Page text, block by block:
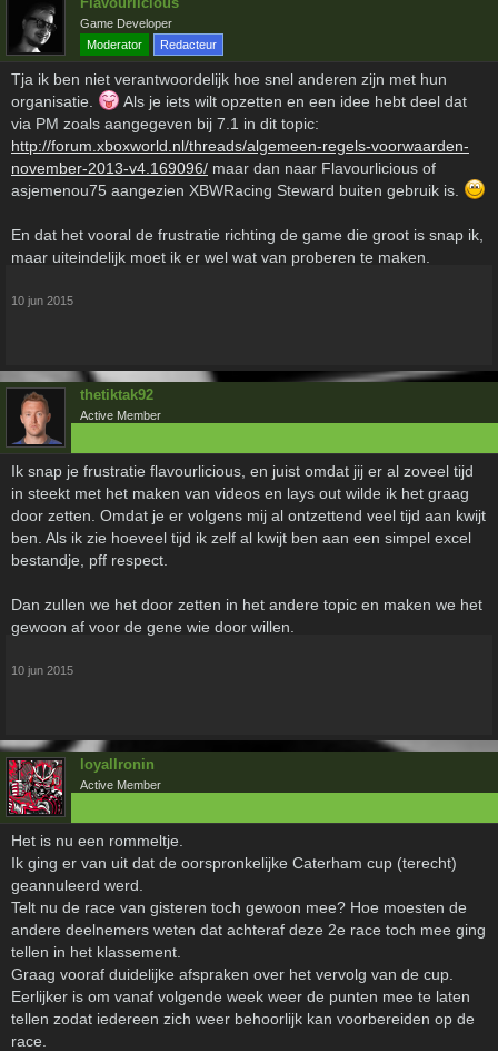
Game Developer
Moderator
Redacteur
Tja ik ben niet verantwoordelijk hoe snel anderen zijn met hun
organisatie.
Als je iets wilt opzetten en een idee hebt deel dat
via PM zoals aangegeven bij 7.1 in dit topic:
http://forum.xboxworld.nl/threads/algemeen-regels-voorwaarden-
november-2013-v4.169096/ maar dan naar Flavourlicious of
asjemenou75 aangezien XBWRacing Steward buiten gebruik is.
En dat het vooral de frustratie richting de game die groot is snap ik,
maar uiteindelijk moet ik er wel wat van proberen te maken.
10 jun 2015
thetiktak92
Active Member
Ik snap je frustratie flavourlicious, en juist omdat jij er al zoveel tijd
in steekt met het maken van videos en lays out wilde ik het graag
door zetten. Omdat je er volgens mij al ontzettend veel tijd aan kwijt
ben. Als ik zie hoeveel tijd ik zelf al kwijt ben aan een simpel excel
bestandje, pff respect.
Dan zullen we het door zetten in het andere topic en maken we het
gewoon af voor de gene wie door willen.
10 jun 2015
loyallronin
Active Member
Het is nu een rommeltje.
Ik ging er van uit dat de oorspronkelijke Caterham cup (terecht)
geannuleerd werd.
Telt nu de race van gisteren toch gewoon mee? Hoe moesten de
andere deelnemers weten dat achteraf deze 2e race toch mee ging
tellen in het klassement.
Graag vooraf duidelijke afspraken over het vervolg van de cup.
Eerlijker is om vanaf volgende week weer de punten mee te laten
tellen zodat iedereen zich weer behoorlijk kan voorbereiden op de
race.